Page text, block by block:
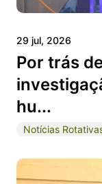
29 jul, 2026
Por trás
hu...
Notícias